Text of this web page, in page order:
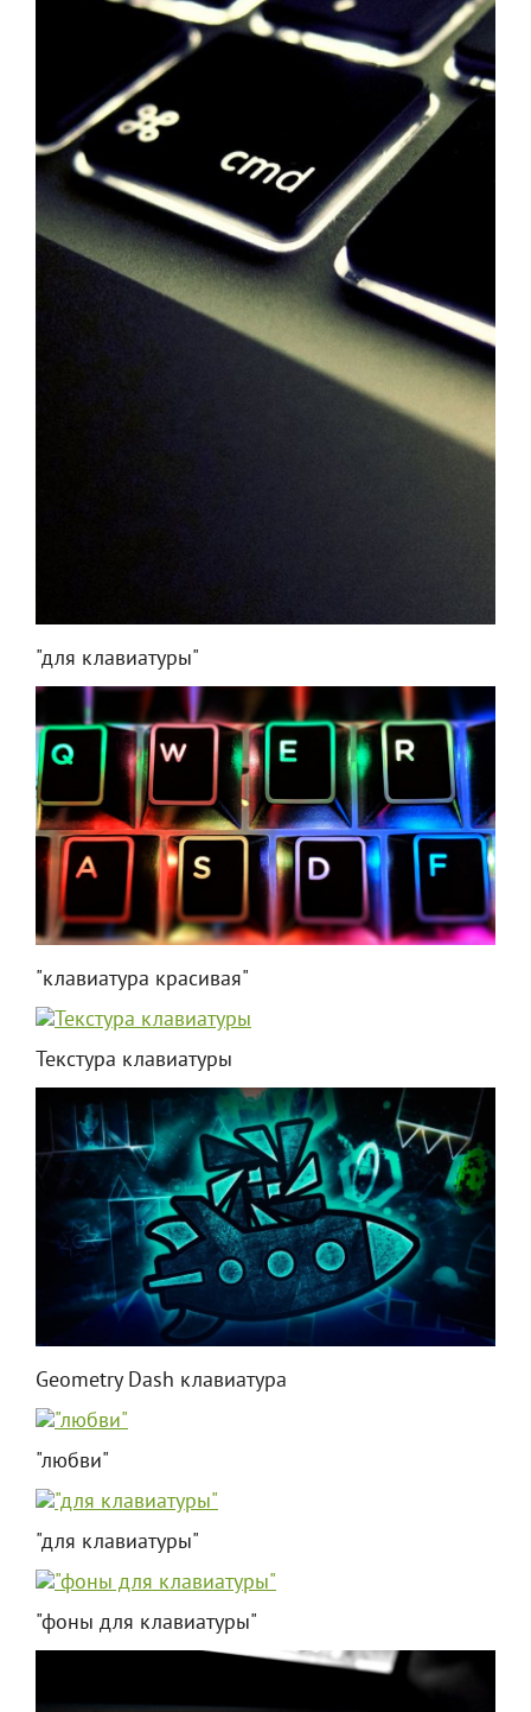
"для клавиатуры"
"клавиатура красивая"
Текстура клавиатуры
Geometry Dash клавиатура
"любви"
"для клавиатуры"
"фоны для клавиатуры"